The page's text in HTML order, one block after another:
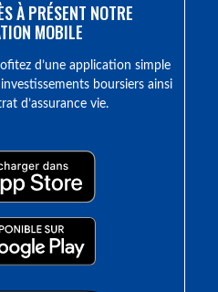
À PRÉSENT NOTRE
MOBILE
d’une application simple
boursiers ainsi
d’assurance vie.